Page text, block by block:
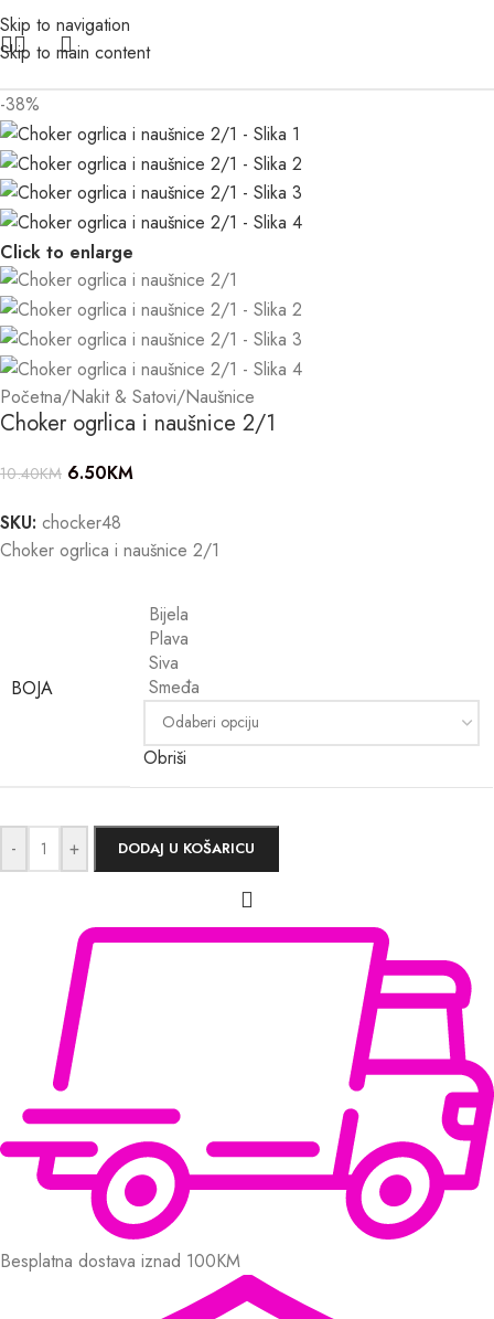
Skip to navigation
Skip to main content
-38%
Click to enlarge
Početna/Nakit & Satovi/Naušnice
Choker ogrlica i naušnice 2/1
10.40KM 6.50KM
SKU: chocker48
Choker ogrlica i naušnice 2/1
BOJA
Bijela
Plava
Siva
Smeđa
Obriši
- + DODAJ U KOŠARICU
Besplatna dostava iznad 100KM